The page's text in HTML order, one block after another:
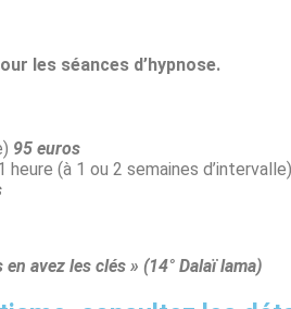
les séances d’hypnose.
95 euros
heure (à 1 ou 2 semaines d’intervalle)
avez les clés » (14° Dalaï lama)